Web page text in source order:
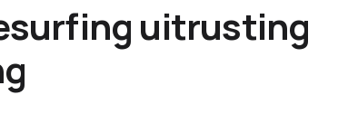
uitrusting